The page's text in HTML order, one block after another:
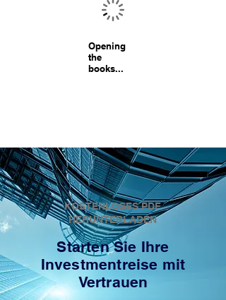
Opening
the
books...
KOSTENLOSES PDF
HERUNTERLADEN
Starten Sie Ihre
Investmentreise mit
Vertrauen